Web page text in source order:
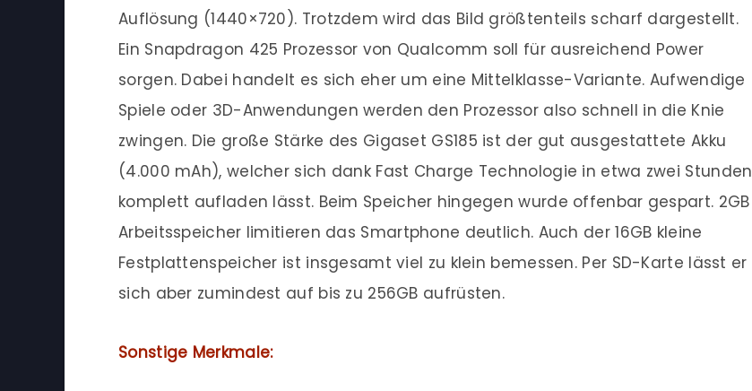
Auflösung (1440×720). Trotzdem wird das Bild größtenteils scharf dargestellt.
Ein Snapdragon 425 Prozessor von Qualcomm soll für ausreichend Power
sorgen. Dabei handelt es sich eher um eine Mittelklasse-Variante. Aufwendige
Spiele oder 3D-Anwendungen werden den Prozessor also schnell in die Knie
zwingen. Die große Stärke des Gigaset GS185 ist der gut ausgestattete Akku
(4.000 mAh), welcher sich dank Fast Charge Technologie in etwa zwei Stunden
komplett aufladen lässt. Beim Speicher hingegen wurde offenbar gespart. 2GB
Arbeitsspeicher limitieren das Smartphone deutlich. Auch der 16GB kleine
Festplattenspeicher ist insgesamt viel zu klein bemessen. Per SD-Karte lässt er
sich aber zumindest auf bis zu 256GB aufrüsten.
Sonstige Merkmale: